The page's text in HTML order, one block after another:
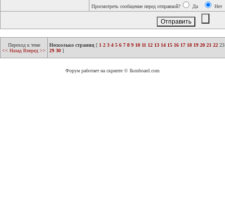
Просмотреть сообщение перед отправкой?
Да Нет
Переход к теме
<< Назад Вперед >>
Несколько страниц [ 1 2 3 4 5 6 7 8 9 10 11 12 13 14 15 16 17 18 19 20 21 22 23
29 30 ]
Форум работает на скрипте © Ikonboard.com